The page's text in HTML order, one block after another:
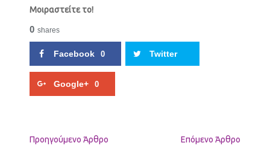
Μοιραστείτε το!
0 shares
Facebook 0 Twitter
Google+ 0
Προηγούμενo Άρθρο Επόμενο Άρθρο